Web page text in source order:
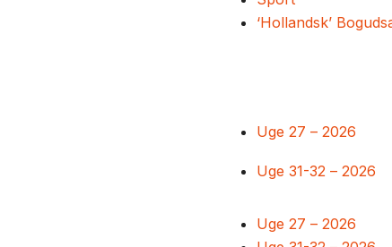
‘Hollandsk’
Uge 27 – 2026
Uge 31-32 – 2026
Uge 27 – 2026